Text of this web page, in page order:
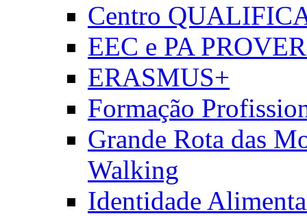
Centro
EEC e PA
ERASMUS+
Formação
Grande Rota das
Walking
Identidade